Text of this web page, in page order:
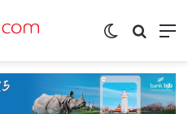
Switch skin